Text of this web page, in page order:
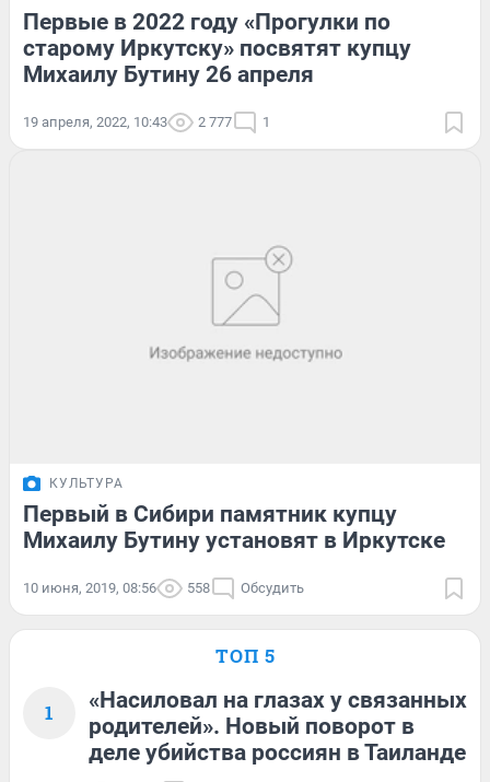
Первые в 2022 году «Прогулки по
старому Иркутску» посвятят купцу
Михаилу Бутину 26 апреля
19 апреля, 2022, 10:43 2 777 1
КУЛЬТУРА
Первый в Сибири памятник купцу
Михаилу Бутину установят в Иркутске
10 июня, 2019, 08:56 558 Обсудить
ТОП 5
1
«Насиловал на глазах у связанных
родителей». Новый поворот в
деле убийства россиян в Таиланде